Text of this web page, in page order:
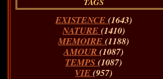
EXISTENCE (1643)
NATURE (1410)
MEMOIRE(1188)
AMOUR(1087)
TEMPS(1087)
VIE(957)